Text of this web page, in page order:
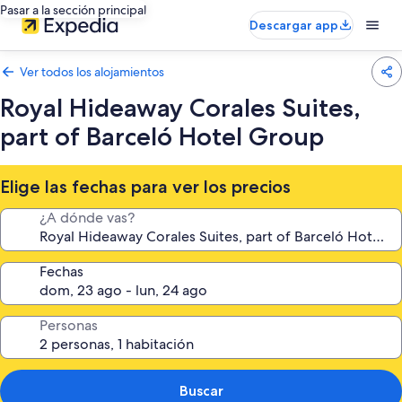
Pasar a la sección principal
Descargar app
Ver todos los alojamientos
Royal Hideaway Corales Suites,
part of Barceló Hotel Group
Elige las fechas para ver los precios
¿A dónde vas?
Fechas
Personas
Buscar